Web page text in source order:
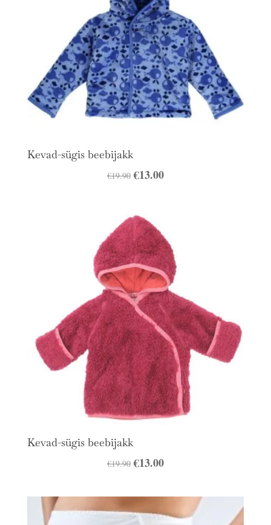
Kevad-sügis beebijakk
€19.90 Algne
€19.90.
€13.00Praegune
Kevad-sügis beebijakk
€19.90 Algne
oli:
€19.90.
€13.00Praegune
on:
€13.00.